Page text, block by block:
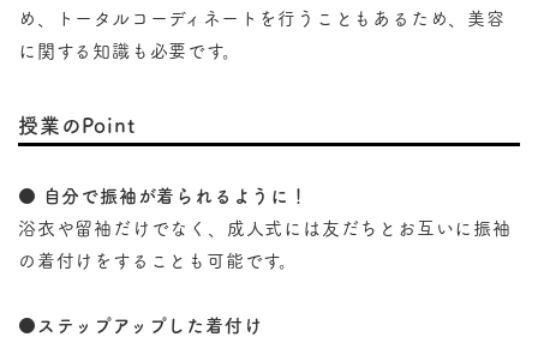
め、トータルコーディネートを行うこともあるため、美容
に関する知識も必要です。
授業のPoint
● 自分で振袖が着られるように！
浴衣や留袖だけでなく、成人式には友だちとお互いに振袖
の着付けをすることも可能です。
●ステップアップした着付け